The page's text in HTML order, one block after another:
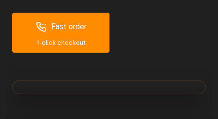
Fast order
1-click checkout